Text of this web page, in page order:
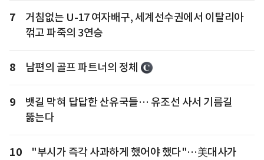
7
거침없는 U-17 여자배구, 세계선수권에서 이탈리아
꺾고 파죽의 3연승
8 남편의 골프 파트너의 정체
9
뱃길 막혀 답답한 산유국들… 유조선 사서 기름길
뚫는다
10
"부시가 즉각 사과하게 했어야 했다"…美대사가